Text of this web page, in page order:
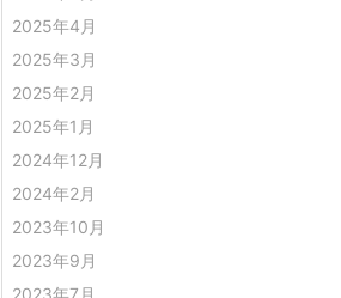
2025年4月
2025年3月
2025年2月
2025年1月
2024年12月
2024年2月
2023年10月
2023年9月
2023年7月